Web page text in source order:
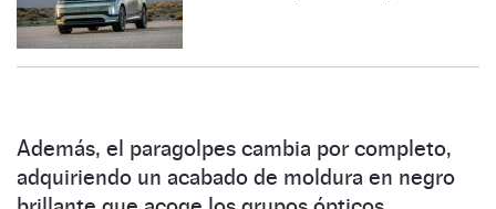
Además, el paragolpes cambia por completo,
adquiriendo un acabado de moldura en negro